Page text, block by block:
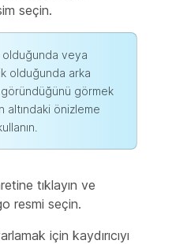
seçin.
olduğunda veya
olduğunda arka
göründüğünü görmek
altındaki önizleme
tıklayın ve
resmi seçin.
için kaydırıcıyı